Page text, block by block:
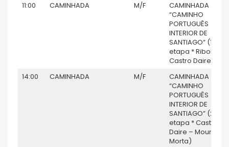
11:00
CAMINHADA M/F
CAMINHADA
“CAMINHO
PORTUGUÊS
INTERIOR DE
SANTIAGO” (1ª
etapa * Ribolhos
Castro Daire)
14:00
CAMINHADA M/F
CAMINHADA
“CAMINHO
PORTUGUÊS
INTERIOR DE
SANTIAGO” (2ª
etapa * Castro
Daire – Moura
Morta)